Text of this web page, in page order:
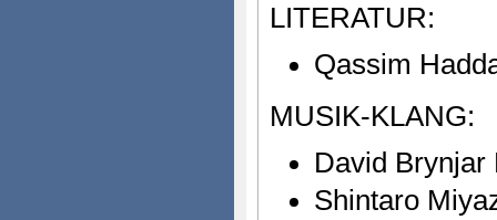
LITERATUR:
Qassim
MUSIK-KLANG:
David Brynjar
Shintaro